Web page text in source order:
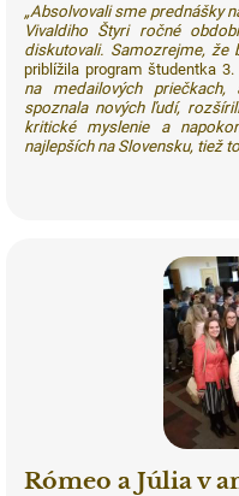
„Absolvovali sme prednášky
Vivaldiho Štyri ročné
diskutovali. Samozrejme, že
priblížila program študentka 3.
na medailových
spoznala nových ľudí,
kritické myslenie a
najlepších na Slovensku, tiež
Rómeo a Júlia v